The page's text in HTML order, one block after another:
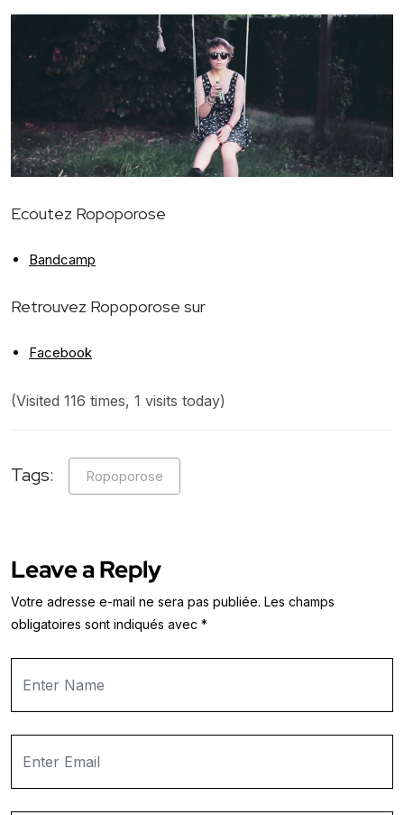
Ecoutez Ropoporose
Bandcamp
Retrouvez Ropoporose sur
Facebook
(Visited 116 times, 1 visits today)
Tags: Ropoporose
Leave a Reply
Votre adresse e-mail ne sera pas publiée. Les champs
obligatoires sont indiqués avec *